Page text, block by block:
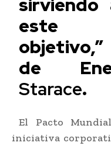
este
objetivo,”
de
Starace.
El Pacto
iniciativa